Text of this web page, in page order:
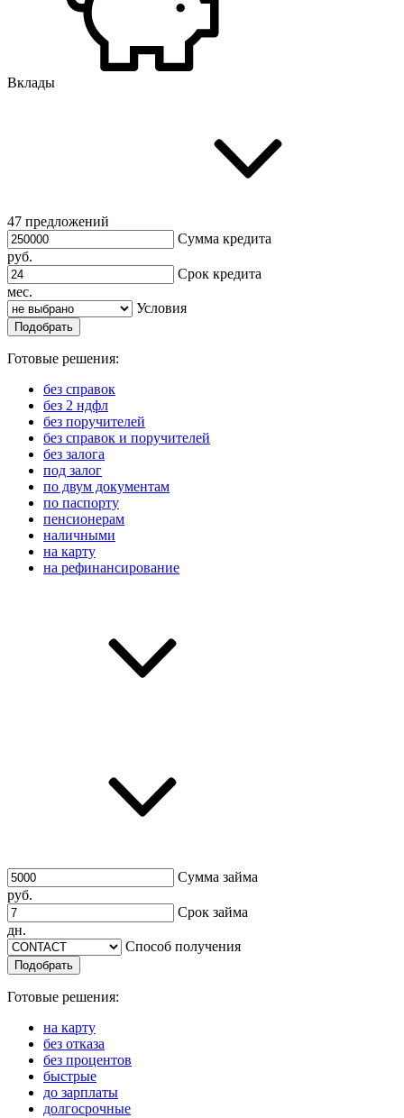
Вклады
47 предложений
Сумма кредита
руб.
Срок кредита
мес.
Условия
Подобрать
Готовые решения:
без справок
без 2 ндфл
без поручителей
без справок и поручителей
без залога
под залог
по двум документам
по паспорту
пенсионерам
наличными
на карту
на рефинансирование
Сумма займа
руб.
Срок займа
дн.
Способ получения
Подобрать
Готовые решения:
на карту
без отказа
без процентов
быстрые
до зарплаты
долгосрочные